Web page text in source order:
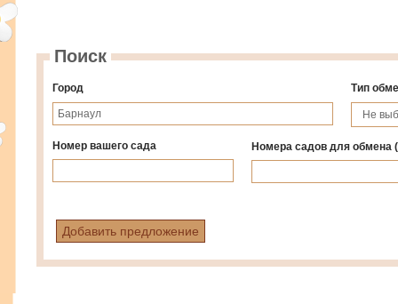
Поиск
Город Тип
Номер вашего сада Номера садов для обмена(
Добавить предложение